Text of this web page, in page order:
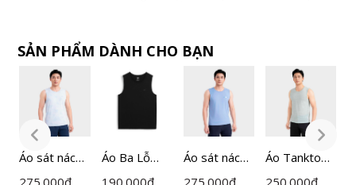
SẢN PHẨM DÀNH CHO BẠN
Áo sát nách
nam
Áo Ba Lỗ
Tanktop
Áo sát nách
nam
Áo Tanktop
Nam Lưới